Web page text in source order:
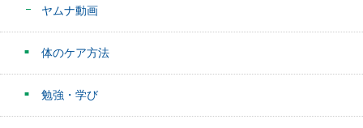
ヤムナ動画
体のケア方法
勉強・学び